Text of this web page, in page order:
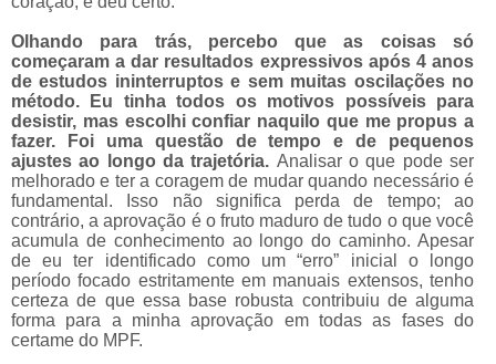
Olhando para trás, percebo que as coisas só
começaram a dar resultados expressivos após 4 anos
de estudos ininterruptos e sem muitas oscilações no
método.
Eu tinha todos os motivos possíveis para
desistir, mas escolhi confiar naquilo que me propus a
fazer. Foi uma questão de tempo e de pequenos
ajustes ao longo da trajetória. Analisar o que pode ser
melhorado e ter a coragem de mudar quando necessário é
fundamental. Isso não significa perda de tempo; ao
contrário, a aprovação é o fruto maduro de tudo o que você
acumula de conhecimento ao longo do caminho. Apesar
de eu ter identificado como um “erro” inicial o longo
período focado estritamente em manuais extensos, tenho
certeza de que essa base robusta contribuiu de alguma
forma para a minha aprovação em todas as fases do
certame do MPF.